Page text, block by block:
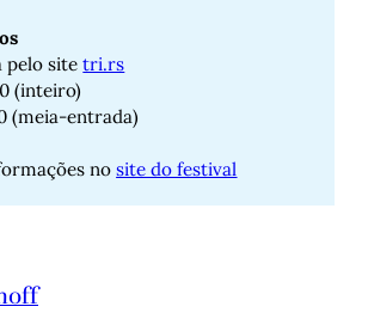
pelo sitetri.rs
(inteiro)
(meia-entrada)
nosite do festival